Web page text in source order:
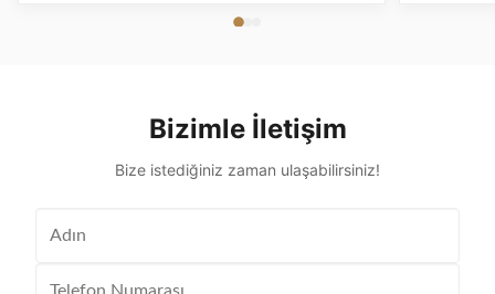
Type power transformer, distribution
Bizimle İletişim
Bize istediğiniz zaman ulaşabilirsiniz!